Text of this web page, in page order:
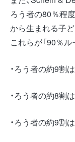
ろう者の80％程
から生まれる子
これらが「90％ル
・ろう者の約9割
・ろう者の約8割
・ろう者の約9割